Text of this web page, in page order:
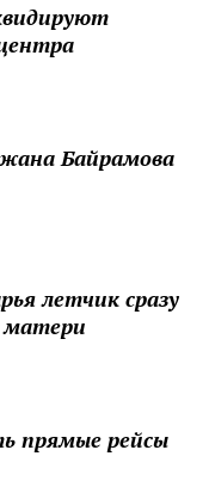
Байрамова
летчик сразу
матери
прямые рейсы